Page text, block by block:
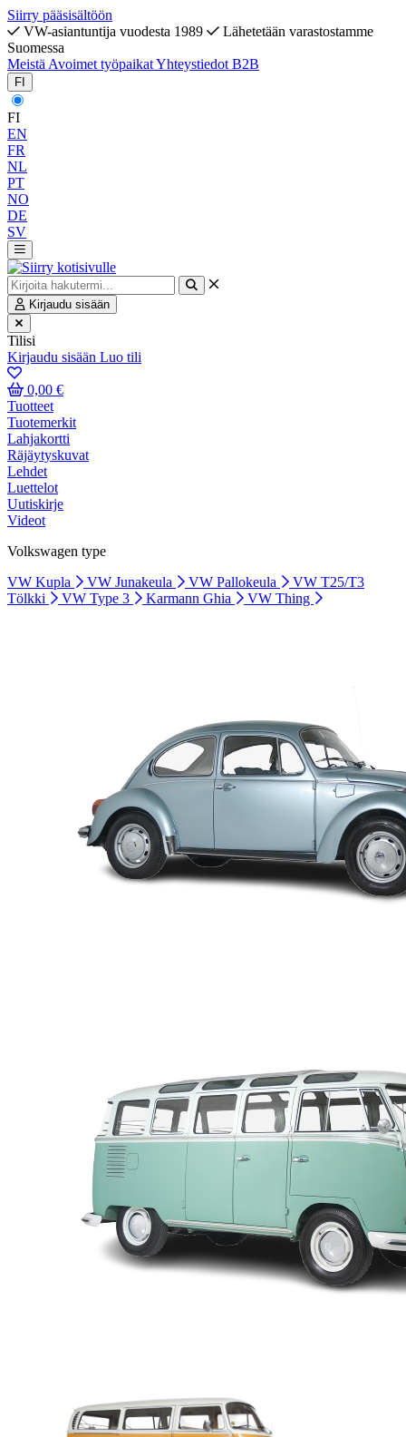
Siirry pääsisältöön
VW-asiantuntija vuodesta 1989
Lähetetään varastostamme
Suomessa
Meistä Avoimet työpaikatYhteystiedot B2B
FI
FI
EN
FR
NL
PT
NO
DE
SV
Kirjaudu sisään
Tilisi
Kirjaudu sisään Luo tili
0,00 €
Tuotteet
Tuotemerkit
Lahjakortti
Räjäytyskuvat
Lehdet
Luettelot
Uutiskirje
Videot
Volkswagen type
VW Kupla
VW Junakeula VW Pallokeula
VW T25/T3
Tölkki
VW Type 3 Karmann Ghia VW Thing